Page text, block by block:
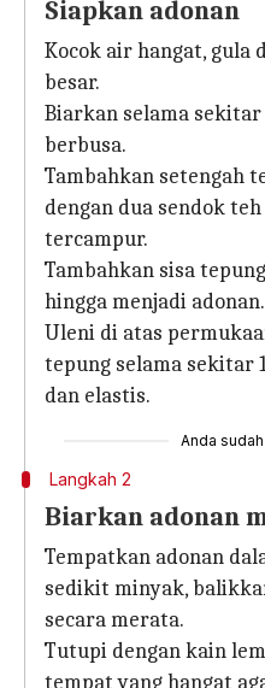
Siapkan adonan
Kocok air hangat, gula
besar.
Biarkan selama
berbusa.
Tambahkan setengah
dengan dua sendok
tercampur.
Tambahkan sisa
hingga menjadi adonan.
Uleni di atas
tepung selama sekitar
dan elastis.
Anda sudah
Langkah 2
Biarkan adonan
Tempatkan adonan
sedikit minyak,
secara merata.
Tutupi dengan kain
tempat yang hangat